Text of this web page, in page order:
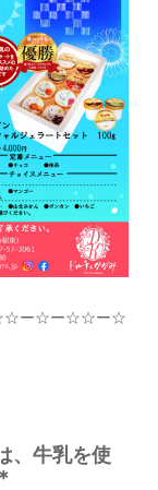
ー☆ー☆☆ー☆
、牛乳を使